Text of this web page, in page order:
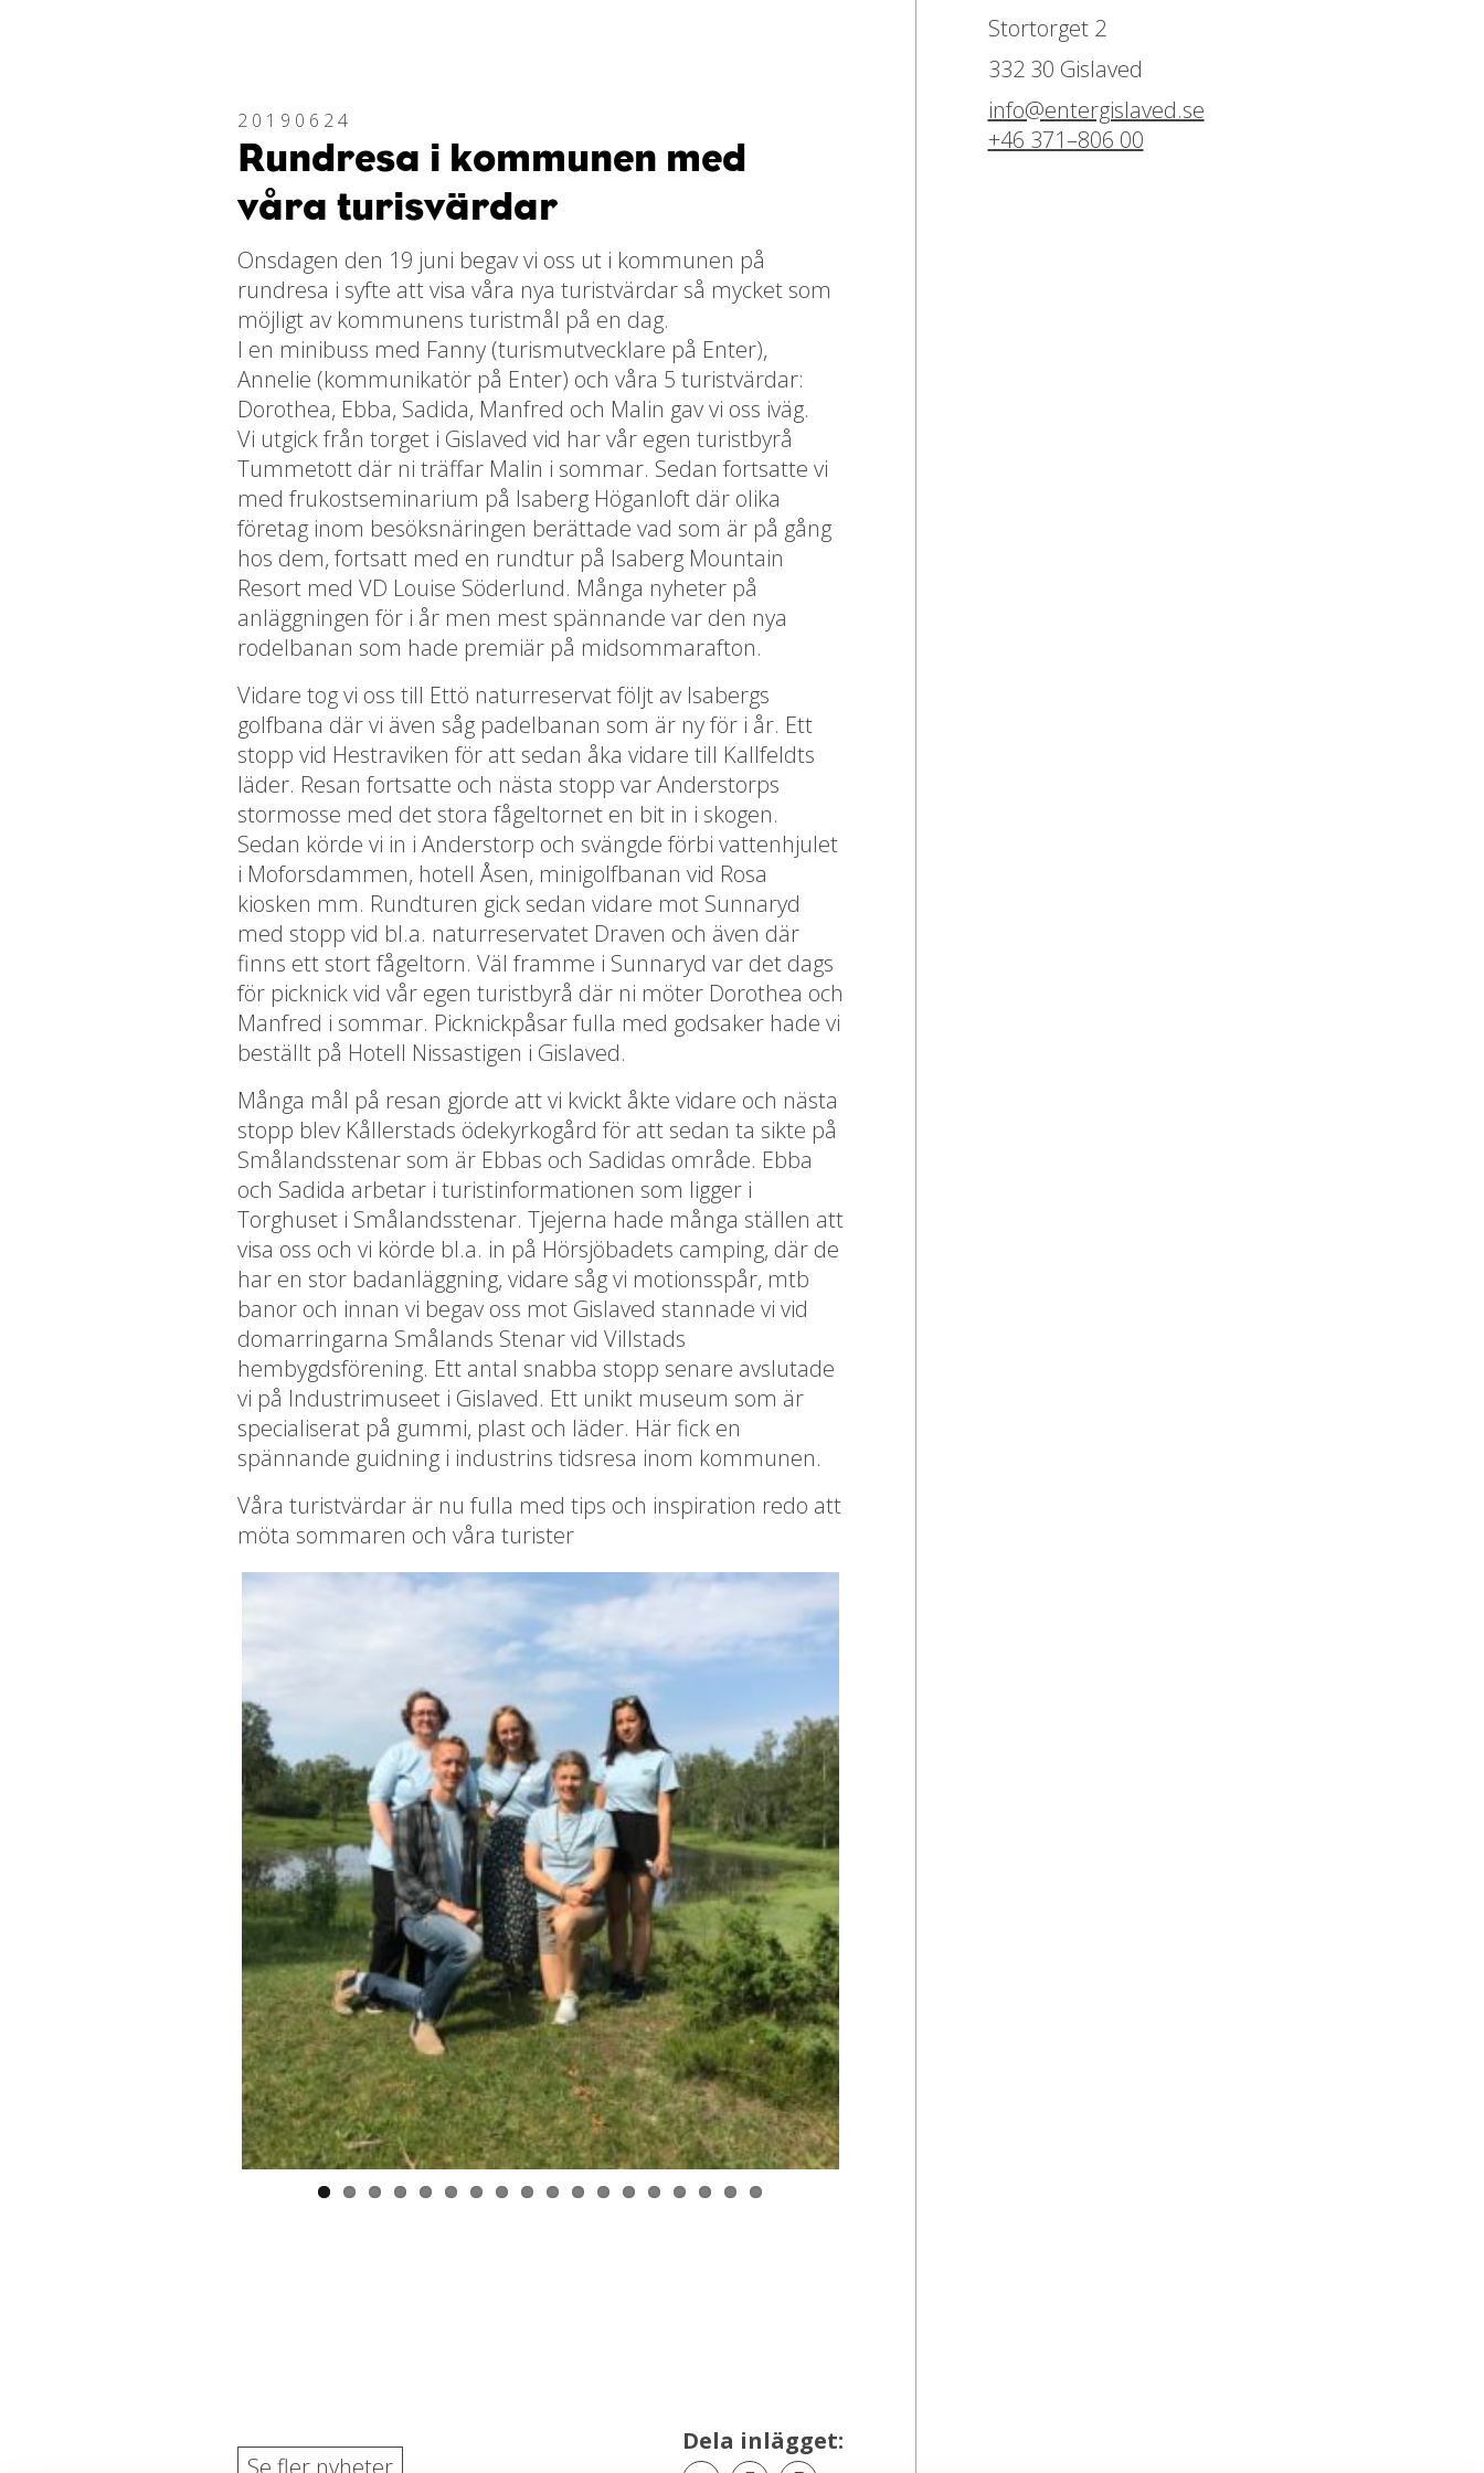
20190624
Rundresa i kommunen med
våra turisvärdar
Onsdagen den 19 juni begav vi oss ut i kommunen på
rundresa i syfte att visa våra nya turistvärdar så mycket som
möjligt av kommunens turistmål på en dag.
I en minibuss med Fanny (turismutvecklare på Enter),
Annelie (kommunikatör på Enter) och våra 5 turistvärdar:
Dorothea, Ebba, Sadida, Manfred och Malin gav vi oss iväg.
Vi utgick från torget i Gislaved vid har vår egen turistbyrå
Tummetott där ni träffar Malin i sommar. Sedan fortsatte vi
med frukostseminarium på Isaberg Höganloft där olika
företag inom besöksnäringen berättade vad som är på gång
hos dem, fortsatt med en rundtur på Isaberg Mountain
Resort med VD Louise Söderlund. Många nyheter på
anläggningen för i år men mest spännande var den nya
rodelbanan som hade premiär på midsommarafton.
Vidare tog vi oss till Ettö naturreservat följt av Isabergs
golfbana där vi även såg padelbanan som är ny för i år. Ett
stopp vid Hestraviken för att sedan åka vidare till Kallfeldts
läder. Resan fortsatte och nästa stopp var Anderstorps
stormosse med det stora fågeltornet en bit in i skogen.
Sedan körde vi in i Anderstorp och svängde förbi vattenhjulet
i Moforsdammen, hotell Åsen, minigolfbanan vid Rosa
kiosken mm. Rundturen gick sedan vidare mot Sunnaryd
med stopp vid bl.a. naturreservatet Draven och även där
finns ett stort fågeltorn. Väl framme i Sunnaryd var det dags
för picknick vid vår egen turistbyrå där ni möter Dorothea och
Manfred i sommar. Picknickpåsar fulla med godsaker hade vi
beställt på Hotell Nissastigen i Gislaved.
Många mål på resan gjorde att vi kvickt åkte vidare och nästa
stopp blev Kållerstads ödekyrkogård för att sedan ta sikte på
Smålandsstenar som är Ebbas och Sadidas område. Ebba
och Sadida arbetar i turistinformationen som ligger i
Torghuset i Smålandsstenar. Tjejerna hade många ställen att
visa oss och vi körde bl.a. in på Hörsjöbadets camping, där de
har en stor badanläggning, vidare såg vi motionsspår, mtb
banor och innan vi begav oss mot Gislaved stannade vi vid
domarringarna Smålands Stenar vid Villstads
hembygdsförening. Ett antal snabba stopp senare avslutade
vi på Industrimuseet i Gislaved. Ett unikt museum som är
specialiserat på gummi, plast och läder. Här fick en
spännande guidning i industrins tidsresa inom kommunen.
Våra turistvärdar är nu fulla med tips och inspiration redo att
möta sommaren och våra turister
Se fler nyheter
Dela inlägget:
Stortorget 2
332 30 Gislaved
info@entergislaved.se
+46 371–806 00